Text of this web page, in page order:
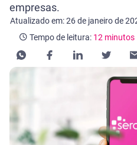
empresas.
Atualizado em: 26 de janeiro de
Categoria Negociar dívida
Tempo de leitura: 12 minutos
Tempo de leitura: 12 minutos